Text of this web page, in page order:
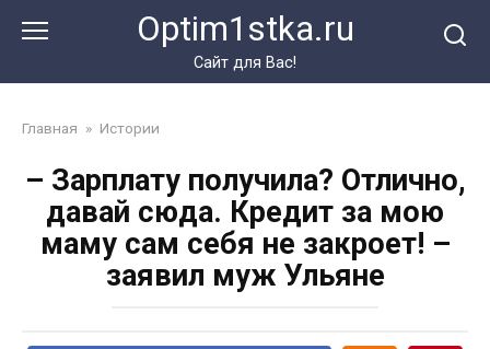
Optim1stka.ru
Сайт для Вас!
Главная » Истории
– Зарплату получила? Отлично,
давай сюда. Кредит за мою
маму сам себя не закроет! –
заявил муж Ульяне